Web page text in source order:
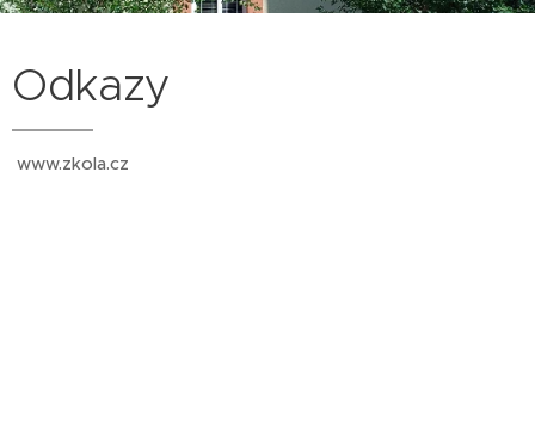
Odkazy
www.zkola.cz